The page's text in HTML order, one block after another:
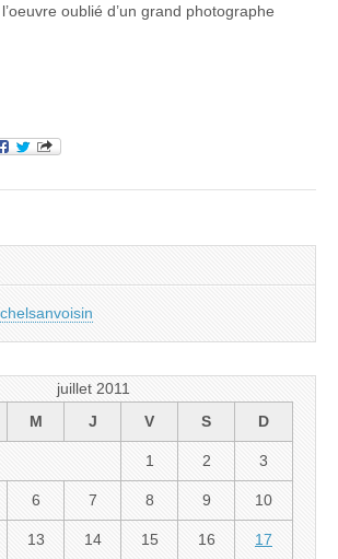
oublié d’un grand photographe
juillet 2011
M J V S D
1 2 3
6 7 8 9 10
13 14 15 16 17